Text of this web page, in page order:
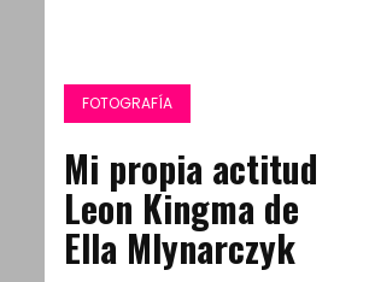
FOTOGRAFÍA
Mi propia actitud
Leon Kingma de
Ella Mlynarczyk